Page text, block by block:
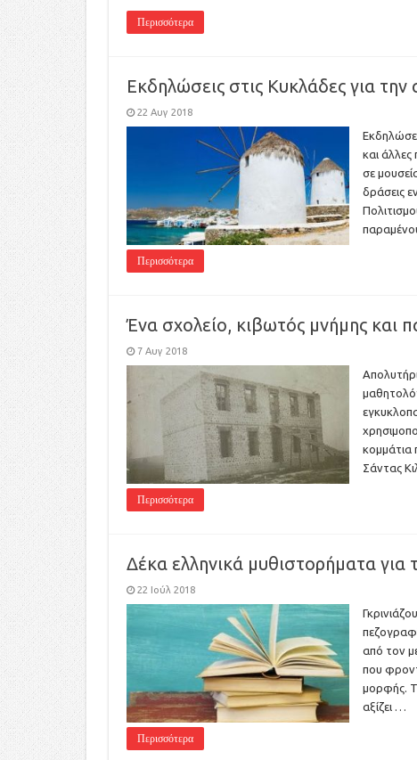
Περισσότερα
Εκδηλώσεις στις Κυκλάδες για
22 Αυγ 2018
και
σε
δράσεις
Περισσότερα
Ένα σχολείο, κιβωτός μνήμης και
7 Αυγ 2018
κομμάτια
Σάντας
Περισσότερα
Δέκα ελληνικά μυθιστορήματα για
22 Ιούλ 2018
από τον
που
μορφής.
αξίζει …
Περισσότερα